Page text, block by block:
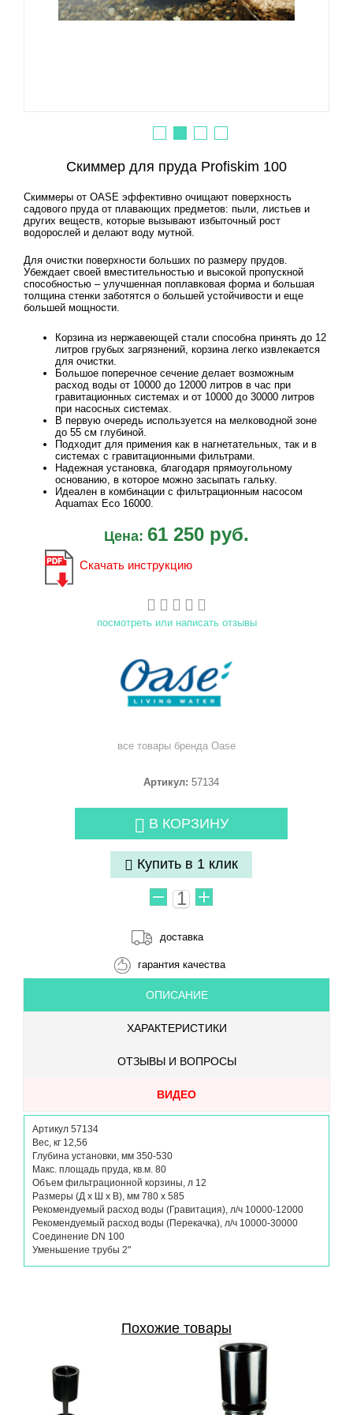
Скиммер для пруда Profiskim 100
Скиммеры от ОАSЕ эффективно очищают поверхность
садового пруда от плавающих предметов: пыли, листьев и
других веществ, которые вызывают избыточный рост
водорослей и делают воду мутной.
Для очистки поверхности больших по размеру прудов.
Убеждает своей вместительностью и высокой пропускной
способностью – улучшенная поплавковая форма и большая
толщина стенки заботятся о большей устойчивости и еще
большей мощности.
Корзина из нержавеющей стали способна принять до 12
литров грубых загрязнений, корзина легко извлекается
для очистки.
Большое поперечное сечение делает возможным
расход воды от 10000 до 12000 литров в час при
гравитационных системах и от 10000 до 30000 литров
при насосных системах.
В первую очередь используется на мелководной зоне
до 55 см глубиной.
Подходит для примения как в нагнетательных, так и в
системах с гравитационными фильтрами.
Надежная установка, благодаря прямоугольному
основанию, в которое можно засыпать гальку.
Идеален в комбинации с фильтрационным насосом
Aquamax Eco 16000.
Цена: 61 250 руб.
Скачать инструкцию
посмотреть или написать отзывы
все товары бренда Oase
Артикул: 57134
В КОРЗИНУ
Купить в 1 клик
доставка
гарантия качества
ОПИСАНИЕ
ХАРАКТЕРИСТИКИ
ОТЗЫВЫ И ВОПРОСЫ
ВИДЕО
Артикул 57134
Вес, кг 12,56
Глубина установки, мм 350-530
Макс. площадь пруда, кв.м. 80
Объем фильтрационной корзины, л 12
Размеры (Д х Ш х В), мм 780 х 585
Рекомендуемый расход воды (Гравитация), л/ч 10000-12000
Рекомендуемый расход воды (Перекачка), л/ч 10000-30000
Соединение DN 100
Уменьшение трубы 2"
Похожие товары